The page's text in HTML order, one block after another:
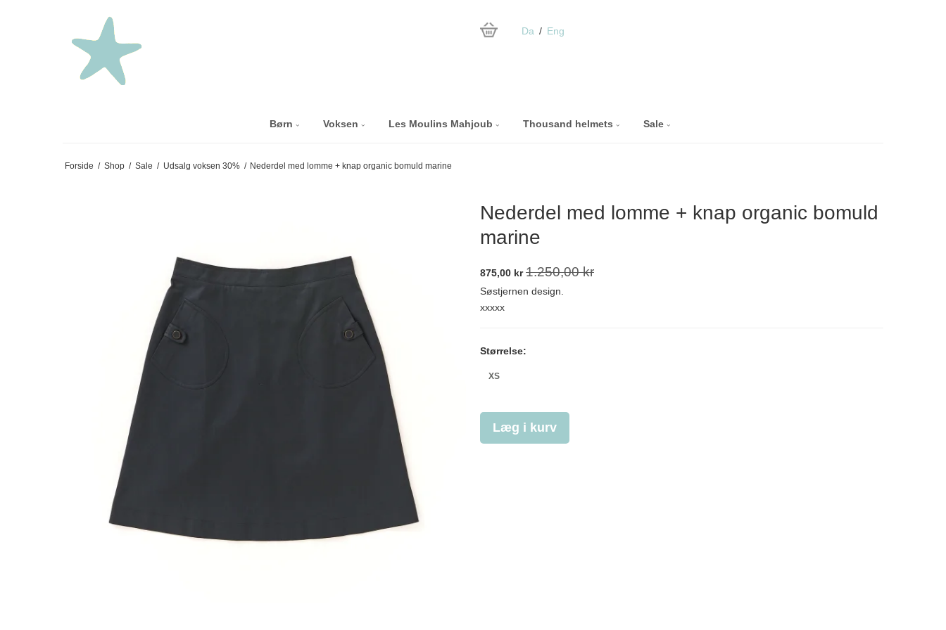
Da Eng
Børn Voksen Les Moulins Mahjoub Thousand helmets Sale
Forside / Shop / Sale / Udsalg voksen 30% / Nederdel med lomme + knap organic bomuld marine
Nederdel med lomme + knap organic bomuld
marine
875,00 kr 1.250,00 kr
Søstjernen design.
xxxxx
Størrelse:
XS
Læg i kurv